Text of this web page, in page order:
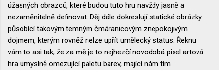
úžasných obrazců, které budou tuto hru navždy jasně a
nezaměnitelně definovat. Děj dále dokreslují statické obrázky
působící takovým temným čmáranicovým znepokojivým
dojmem, kterým rovněž nelze upřít umělecký status. Řeknu
vám to asi tak, že za mě je to nejhezčí novodobá pixel artová
hra úmyslně omezující paletu barev, mající nám tím